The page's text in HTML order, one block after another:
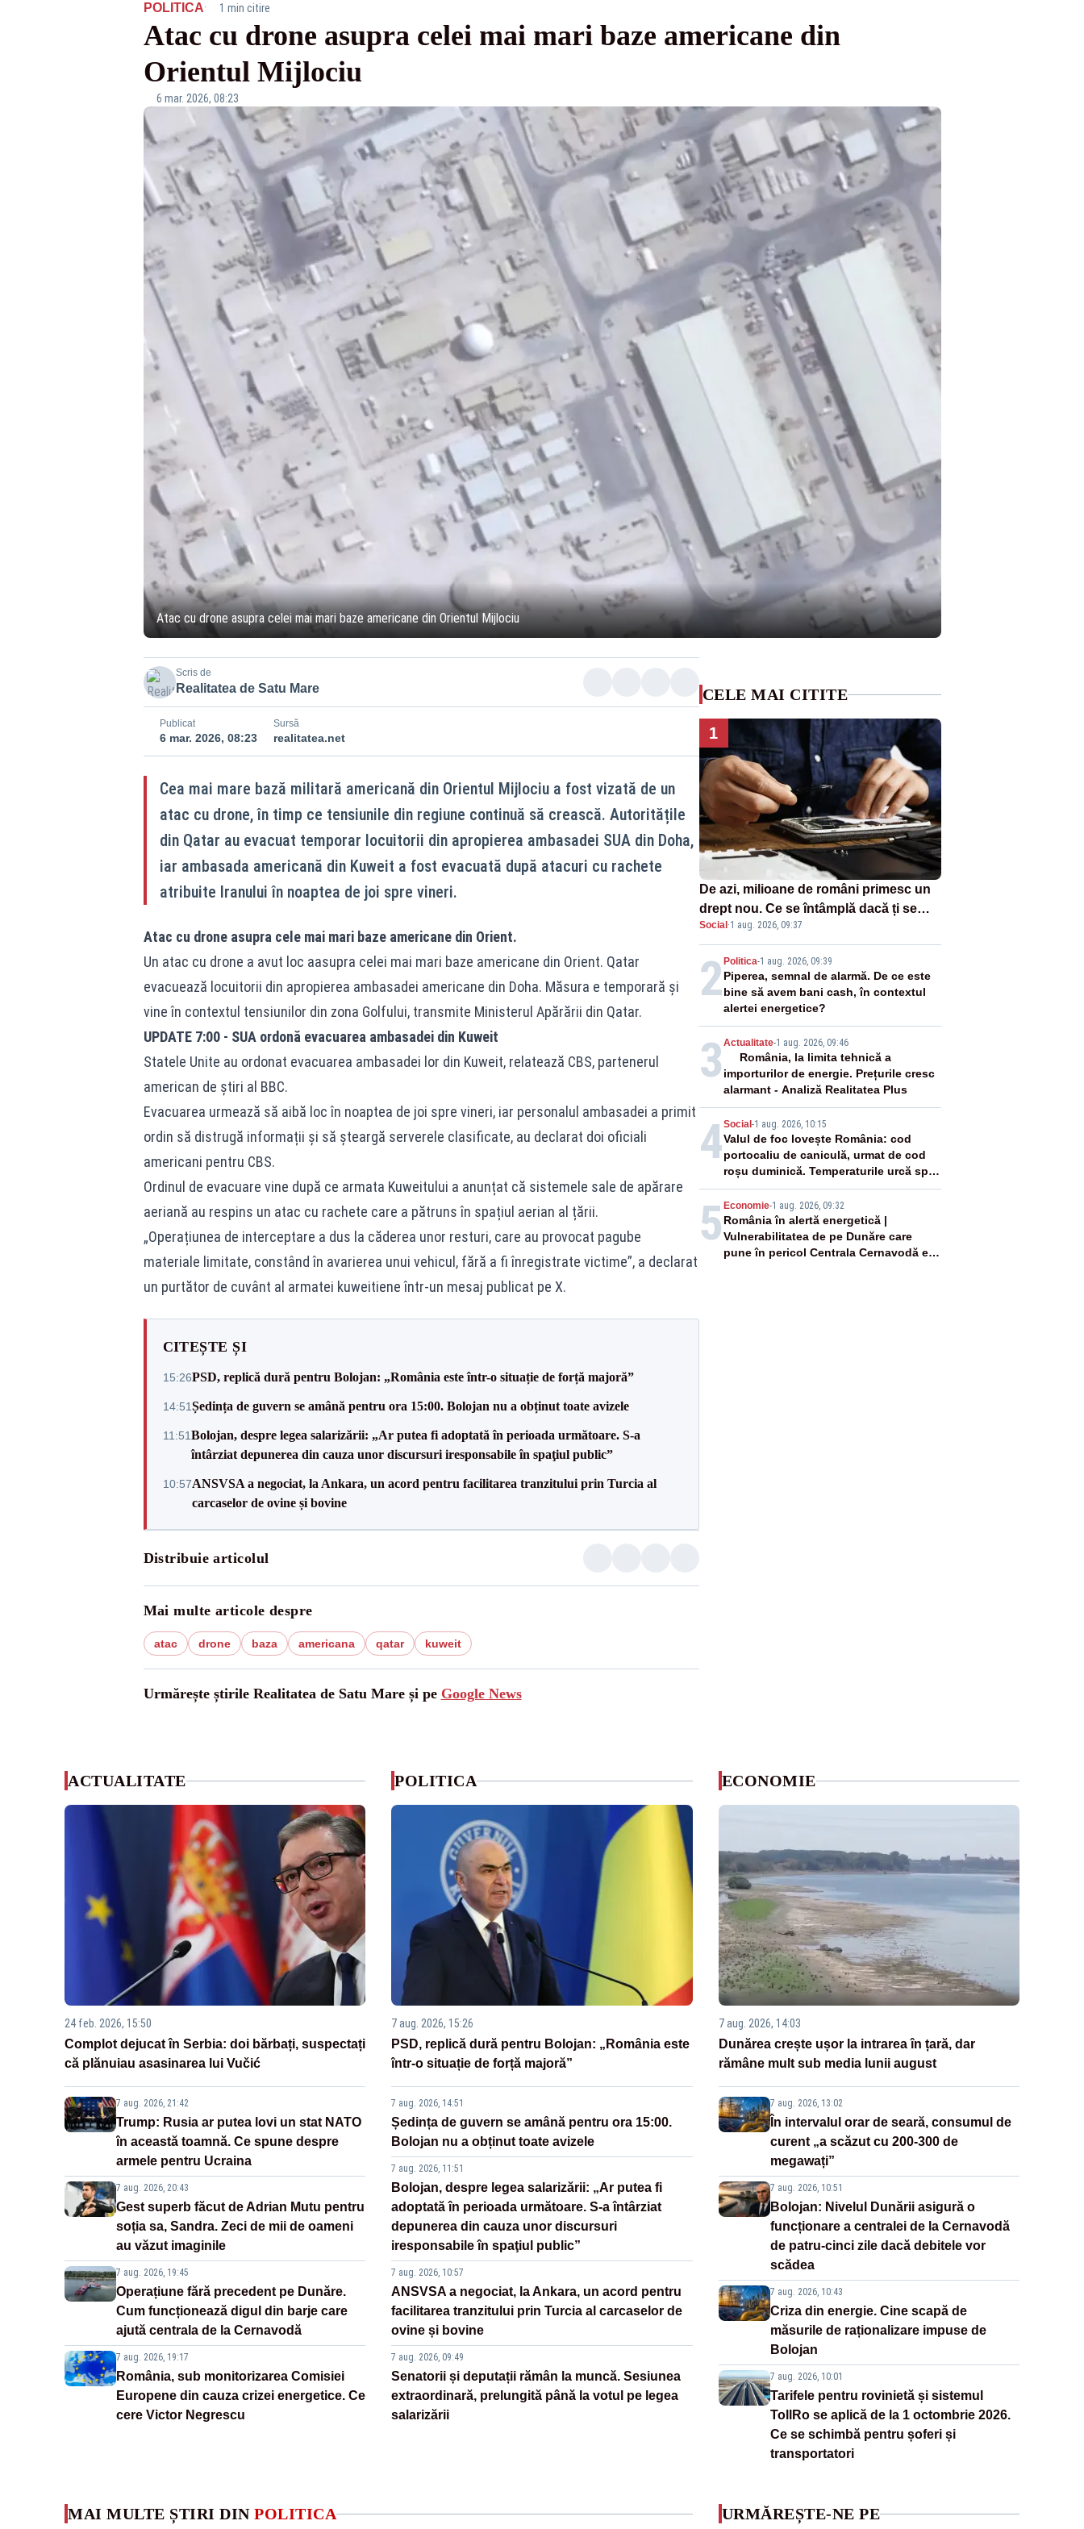
POLITICA· 1 min citire
Atac cu drone asupra celei mai mari baze americane din
Orientul Mijlociu
6 mar. 2026, 08:23
Atac cu drone asupra celei mai mari baze americane din Orientul Mijlociu
Scris de
Realitatea de Satu Mare
Publicat
6 mar. 2026, 08:23
Sursă
realitatea.net
Cea mai mare bază militară americană din Orientul Mijlociu a fost vizată de un
atac cu drone, în timp ce tensiunile din regiune continuă să crească. Autoritățile
din Qatar au evacuat temporar locuitorii din apropierea ambasadei SUA din Doha,
iar ambasada americană din Kuweit a fost evacuată după atacuri cu rachete
atribuite Iranului în noaptea de joi spre vineri.
Atac cu drone asupra cele mai mari baze americane din Orient.
Un atac cu drone a avut loc aasupra celei mai mari baze americane din Orient. Qatar
evacuează locuitorii din apropierea ambasadei americane din Doha. Măsura e temporară și
vine în contextul tensiunilor din zona Golfului, transmite Ministerul Apărării din Qatar.
UPDATE 7:00 - SUA ordonă evacuarea ambasadei din Kuweit
Statele Unite au ordonat evacuarea ambasadei lor din Kuweit, relatează CBS, partenerul
american de știri al BBC.
Evacuarea urmează să aibă loc în noaptea de joi spre vineri, iar personalul ambasadei a primit
ordin să distrugă informații și să șteargă serverele clasificate, au declarat doi oficiali
americani pentru CBS.
Ordinul de evacuare vine după ce armata Kuweitului a anunțat că sistemele sale de apărare
aeriană au respins un atac cu rachete care a pătruns în spațiul aerian al țării.
„Operațiunea de interceptare a dus la căderea unor resturi, care au provocat pagube
materiale limitate, constând în avarierea unui vehicul, fără a fi înregistrate victime”, a declarat
un purtător de cuvânt al armatei kuweitiene într-un mesaj publicat pe X.
CITEȘTE ȘI
15:26PSD, replică dură pentru Bolojan: „România este într-o situație de forță majoră”
14:51Ședința de guvern se amână pentru ora 15:00. Bolojan nu a obținut toate avizele
11:51Bolojan, despre legea salarizării: „Ar putea fi adoptată în perioada următoare. S-a
întârziat depunerea din cauza unor discursuri iresponsabile în spaţiul public”
10:57ANSVSA a negociat, la Ankara, un acord pentru facilitarea tranzitului prin Turcia al
carcaselor de ovine și bovine
Distribuie articolul
Mai multe articole despre
atac drone baza americana qatar kuweit
Urmărește știrile Realitatea de Satu Mare și pe Google News
CELE MAI CITITE
1
De azi, milioane de români primesc un
drept nou. Ce se întâmplă dacă ți se
strică un produs
Social ·1 aug. 2026, 09:37
2 Politica-1 aug. 2026, 09:39
Piperea, semnal de alarmă. De ce este
bine să avem bani cash, în contextul
alertei energetice?
3 Actualitate-1 aug. 2026, 09:46
România, la limita tehnică a
importurilor de energie. Prețurile cresc
alarmant - Analiză Realitatea Plus
4Social -1 aug. 2026, 10:15
Valul de foc lovește România: cod
portocaliu de caniculă, urmat de cod
roșu duminică. Temperaturile urcă spre
40°C
5 Economie-1 aug. 2026, 09:32
România în alertă energetică |
Vulnerabilitatea de pe Dunăre care
pune în pericol Centrala Cernavodă era
ACTUALITATE
24 feb. 2026, 15:50
Complot dejucat în Serbia: doi bărbați, suspectați
că plănuiau asasinarea lui Vučić
7 aug. 2026, 21:42
Trump: Rusia ar putea lovi un stat NATO
în această toamnă. Ce spune despre
armele pentru Ucraina
7 aug. 2026, 20:43
Gest superb făcut de Adrian Mutu pentru
soția sa, Sandra. Zeci de mii de oameni
au văzut imaginile
7 aug. 2026, 19:45
Operațiune fără precedent pe Dunăre.
Cum funcționează digul din barje care
ajută centrala de la Cernavodă
7 aug. 2026, 19:17
România, sub monitorizarea Comisiei
Europene din cauza crizei energetice. Ce
cere Victor Negrescu
POLITICA
7 aug. 2026, 15:26
PSD, replică dură pentru Bolojan: „România este
într-o situație de forță majoră”
7 aug. 2026, 14:51
Ședința de guvern se amână pentru ora 15:00.
Bolojan nu a obținut toate avizele
7 aug. 2026, 11:51
Bolojan, despre legea salarizării: „Ar putea fi
adoptată în perioada următoare. S-a întârziat
depunerea din cauza unor discursuri
iresponsabile în spaţiul public”
7 aug. 2026, 10:57
ANSVSA a negociat, la Ankara, un acord pentru
facilitarea tranzitului prin Turcia al carcaselor de
ovine și bovine
7 aug. 2026, 09:49
Senatorii și deputații rămân la muncă. Sesiunea
extraordinară, prelungită până la votul pe legea
salarizării
ECONOMIE
7 aug. 2026, 14:03
Dunărea crește ușor la intrarea în țară, dar
rămâne mult sub media lunii august
7 aug. 2026, 13:02
În intervalul orar de seară, consumul de
curent „a scăzut cu 200-300 de
megawați”
7 aug. 2026, 10:51
Bolojan: Nivelul Dunării asigură o
funcționare a centralei de la Cernavodă
de patru-cinci zile dacă debitele vor
scădea
7 aug. 2026, 10:43
Criza din energie. Cine scapă de
măsurile de raționalizare impuse de
Bolojan
7 aug. 2026, 10:01
Tarifele pentru rovinietă și sistemul
TollRo se aplică de la 1 octombrie 2026.
Ce se schimbă pentru șoferi și
transportatori
MAI MULTE ȘTIRI DIN POLITICA URMĂREȘTE-NE PE